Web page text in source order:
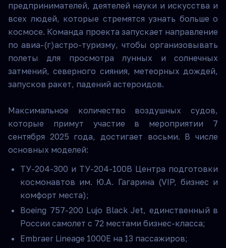
предпринимателей, деятелей науки и искусства и
всех людей, которые стремятся узнать больше о
космосе. Команда проекта запускает направление
по авиа-(г)астро-туризму, чтобы организовывать
полеты для просмотра лунных и солнечных
затмений, северного сияния, метеорных дождей,
запусков ракет, падений астероидов.
Максимальное количество воздушных судов,
которые примут участие в мероприятии 7
сентября 2025 года, достигает восьми. В числе
основных моделей:
ТУ-204-300 и ТУ-204-100В Центра подготовки
космонавтов им. Ю.А. Гагарина (VIP, бизнес и
комфорт места);
Boeing 757-200 Lujo Black Jet, единственный в
России самолет с 72 местами бизнес-класса;
Embraer Lineage 1000E на 13 пассажиров;